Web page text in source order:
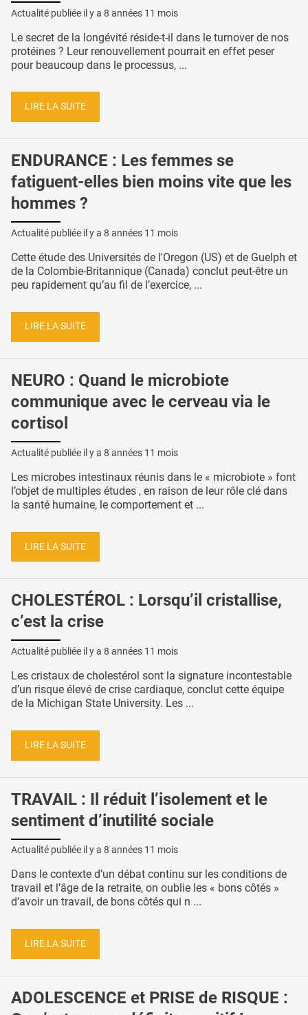
Actualité publiée il y a 8 années 11 mois
Le secret de la longévité réside-t-il dans le turnover de nos
protéines ? Leur renouvellement pourrait en effet peser
pour beaucoup dans le processus, ...
LIRE LA SUITE
ENDURANCE : Les femmes se
fatiguent-elles bien moins vite que les
hommes ?
Actualité publiée il y a 8 années 11 mois
Cette étude des Universités de l'Oregon (US) et de Guelph et
de la Colombie-Britannique (Canada) conclut peut-être un
peu rapidement qu’au fil de l’exercice, ...
LIRE LA SUITE
NEURO : Quand le microbiote
communique avec le cerveau via le
cortisol
Actualité publiée il y a 8 années 11 mois
Les microbes intestinaux réunis dans le « microbiote » font
l’objet de multiples études , en raison de leur rôle clé dans
la santé humaine, le comportement et ...
LIRE LA SUITE
CHOLESTÉROL : Lorsqu’il cristallise,
c’est la crise
Actualité publiée il y a 8 années 11 mois
Les cristaux de cholestérol sont la signature incontestable
d’un risque élevé de crise cardiaque, conclut cette équipe
de la Michigan State University. Les ...
LIRE LA SUITE
TRAVAIL : Il réduit l’isolement et le
sentiment d’inutilité sociale
Actualité publiée il y a 8 années 11 mois
Dans le contexte d’un débat continu sur les conditions de
travail et l’âge de la retraite, on oublie les « bons côtés »
d’avoir un travail, de bons côtés qui n ...
LIRE LA SUITE
ADOLESCENCE et PRISE de RISQUE :